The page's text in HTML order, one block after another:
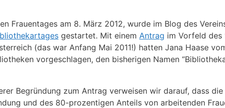
Frauentages am 8. März 2012, wurde im Blog des
gestartet. Mit einem Antrag im Vorfeld des
(das war Anfang Mai 2011!) hatten Jana Haase
vorgeschlagen, den bisherigen Namen
Begründung zum Antrag verweisen wir darauf, dass
und des 80-prozentigen Anteils von arbeitenden